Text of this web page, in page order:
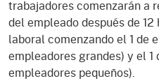
trabajadores comenzarán a
del empleado después de
laboral comenzando el 1 de
empleadores grandes) y el
empleadores pequeños).